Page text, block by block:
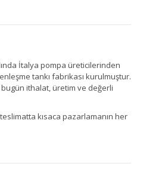
İtalya pompa üreticilerinden
tankı fabrikası kurulmuştur.
ithalat, üretim ve değerli
kısaca pazarlamanın her